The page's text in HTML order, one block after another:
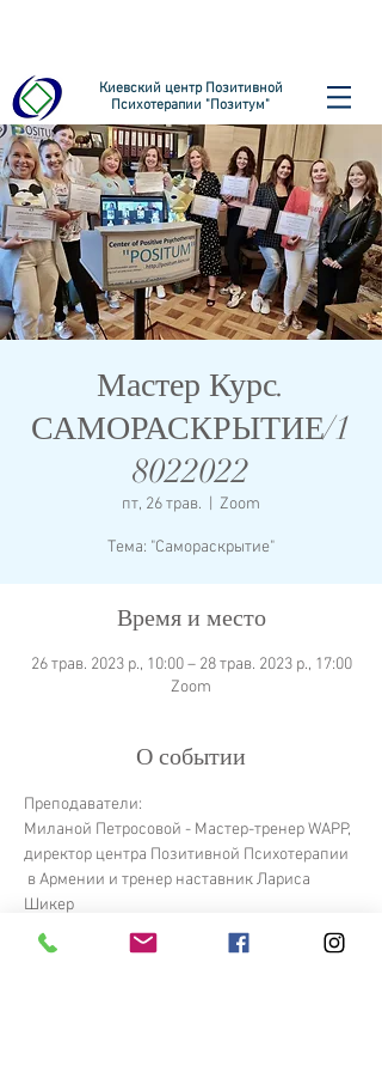
Киевский центр Позитивной
Психотерапии "Позитум"
Мастер Курс.
САМОРАСКРЫТИЕ/1
8022022
пт, 26 трав. Zoom
Тема: "Самораскрытие"
Время и место
26 трав. 2023 р., 10:00 – 28 трав. 2023 р., 17:00
Zoom
О событии
Преподаватели:
Миланой Петросовой - Мастер-тренер WAPP,
директор центра Позитивной Психотерапии
в Армении и тренер наставник Лариса
Шикер